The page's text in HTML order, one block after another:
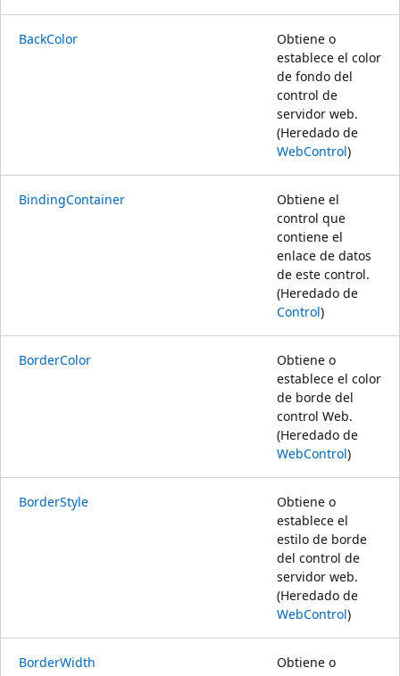
BackColor
Obtiene o
establece el color
de fondo del
control de
servidor web.
(Heredado de
WebControl)
BindingContainer
Obtiene el
control que
contiene el
enlace de datos
de este control.
(Heredado de
Control)
BorderColor
Obtiene o
establece el color
de borde del
control Web.
(Heredado de
WebControl)
BorderStyle
Obtiene o
establece el
estilo de borde
del control de
servidor web.
(Heredado de
WebControl)
BorderWidth
Obtiene o